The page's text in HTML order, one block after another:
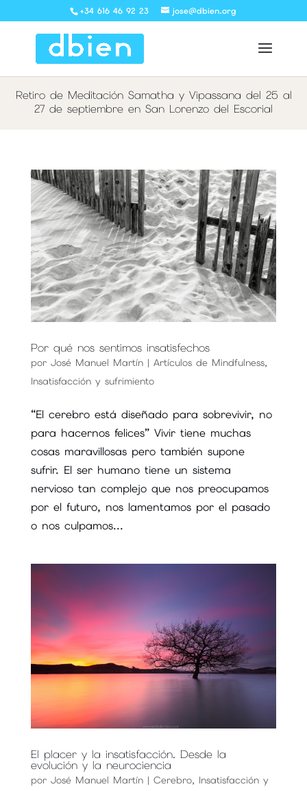
+34 616 46 92 23 jose@dbien.org
Retiro de Meditación Samatha y Vipassana del 25 al
27 de septiembre en San Lorenzo del Escorial
Por qué nos sentimos insatisfechos
por José Manuel Martín| Artículos de Mindfulness,
Insatisfacción y sufrimiento
“El cerebro está diseñado para sobrevivir, no
para hacernos felices” Vivir tiene muchas
cosas maravillosas pero también supone
sufrir. El ser humano tiene un sistema
nervioso tan complejo que nos preocupamos
por el futuro, nos lamentamos por el pasado
o nos culpamos...
El placer y la insatisfacción. Desde la
evolución y la neurociencia
por José Manuel Martín| Cerebro, Insatisfacción y